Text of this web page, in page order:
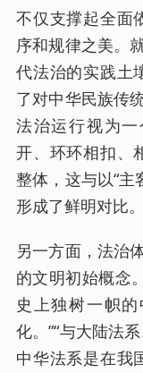
不仅支撑起全面
序和规律之美。
代法治的实践土
了对中华民族传
法治运行视为
开、环环相扣、
整体，这与以“主
形成了鲜明对比。
另一方面，法治
的文明初始概念
史上独树一帜
化。”“与大陆法
中华法系是在我